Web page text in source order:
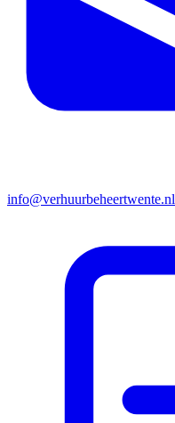
info@verhuurbeheertwente.nl